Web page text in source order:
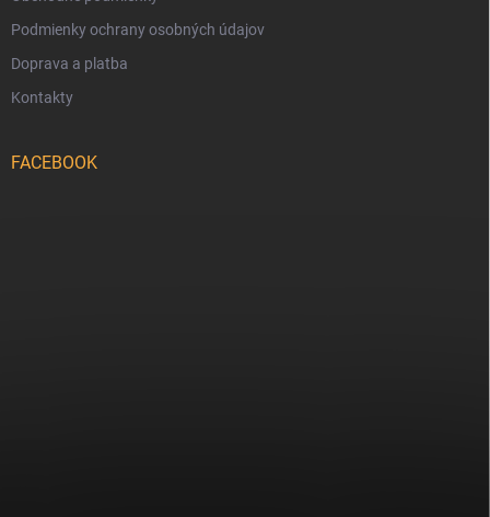
Podmienky ochrany osobných údajov
Doprava a platba
Kontakty
FACEBOOK